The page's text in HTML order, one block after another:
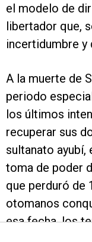
el modelo de
libertador que,
incertidumbre y
A la muerte de
periodo
los últimos
recuperar sus
sultanato ayubí,
toma de poder
que perduró de
otomanos
esa fecha, los
Próximo, así